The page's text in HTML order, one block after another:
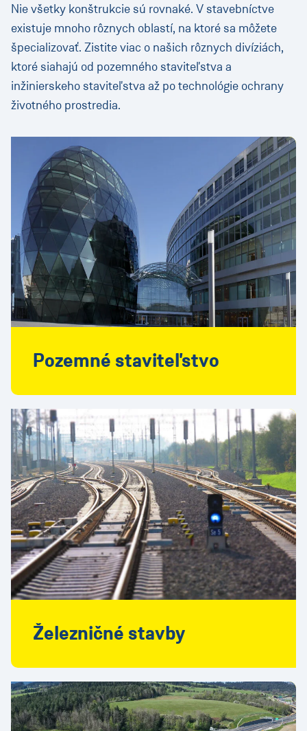
Nie všetky konštrukcie sú rovnaké. V stavebníctve
existuje mnoho rôznych oblastí, na ktoré sa môžete
špecializovať. Zistite viac o našich rôznych divíziách,
ktoré siahajú od pozemného staviteľstva a
inžinierskeho staviteľstva až po technológie ochrany
životného prostredia.
Pozemné staviteľstvo
Železničné stavby